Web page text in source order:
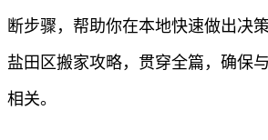
断步骤，帮助你在本地快速做出决
盐田区搬家攻略，贯穿全篇，确保
相关。